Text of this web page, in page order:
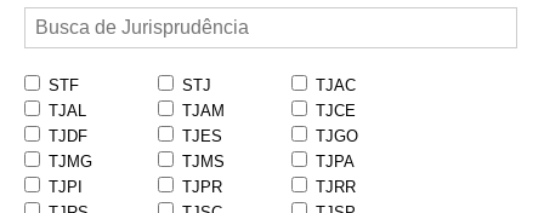
STF STJ
TJAC
TJAL
TJAM
TJCE
TJDF
TJES
TJGO
TJMG
TJMS
TJPA
TJPI
TJPR
TJRR